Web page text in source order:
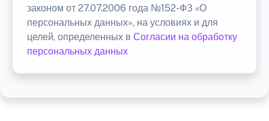
законом от 27.07.2006 года №152-ФЗ «О
персональных данных», на условиях и для
целей, определенных в Согласии на обработку
персональных данных